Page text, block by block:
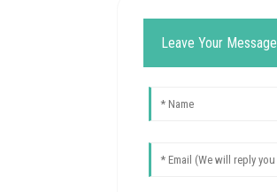
Leave Your Message